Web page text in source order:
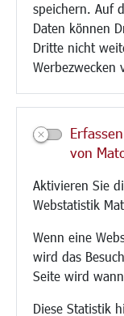
speichern. Auf
Daten können
Dritte nicht
Werbezwecken
von
Aktivieren Sie
Webstatistik
Wenn eine
wird das
Seite wird
Diese Statistik
Aktuelle Baustellen
Paddelteich
CINDY S
Kultur/Freizeit/
Veranstaltungen
Neue Stadthalle
Bäder
Musikschule
Stadtbücherei
Stadtarchiv
Museen
Hotels/Unterkünfte